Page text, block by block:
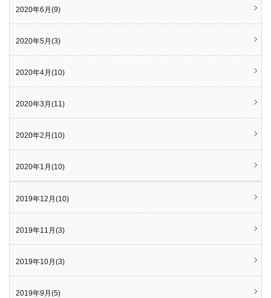
2020年6月(9)
2020年5月(3)
2020年4月(10)
2020年3月(11)
2020年2月(10)
2020年1月(10)
2019年12月(10)
2019年11月(3)
2019年10月(3)
2019年9月(5)